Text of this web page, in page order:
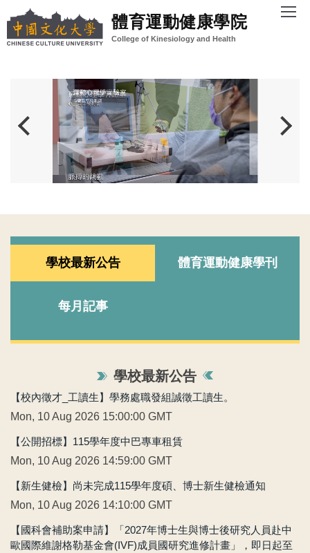
到
主
體育運動健康學院
College of Kinesiology and Health
學校最新公告 體育運動健康學刊
每月記事
學校最新公告
【校內徵才_工讀生】學務處職發組誠徵工讀生。
Mon, 10 Aug 2026 15:00:00 GMT
【公開招標】115學年度中巴專車租賃
Mon, 10 Aug 2026 14:59:00 GMT
【新生健檢】尚未完成115學年度碩、博士新生健檢通知
Mon, 10 Aug 2026 14:10:00 GMT
【國科會補助案申請】「2027年博士生與博士後研究人員赴中
歐國際維謝格勒基金會(IVF)成員國研究進修計畫」，即日起至